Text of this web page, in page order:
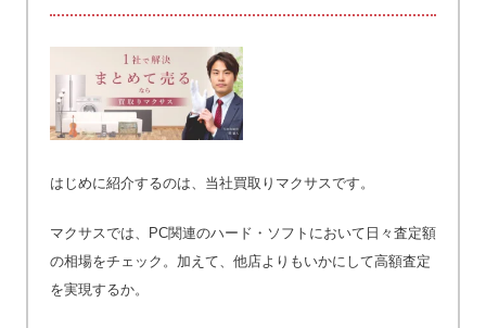
はじめに紹介するのは、当社買取りマクサスです。
マクサスでは、PC関連のハード・ソフトにおいて日々査定額
の相場をチェック。加えて、他店よりもいかにして高額査定
を実現するか。